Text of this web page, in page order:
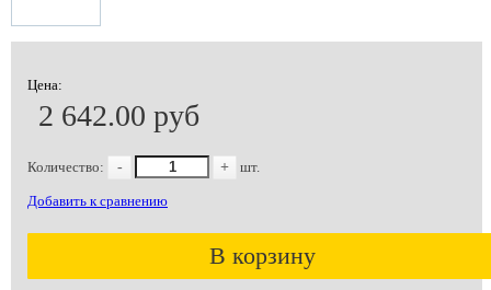
Цена:
2 642.00 руб
Количество: - + шт.
Добавить к сравнению
В корзину